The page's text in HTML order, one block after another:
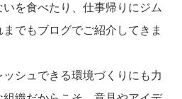
を食べたり、仕事帰りにジム
でもブログでご紹介してきま
シュできる環境づくりにも力